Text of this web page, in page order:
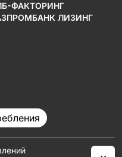
ФАКТОРИНГ
ЛИЗИНГ